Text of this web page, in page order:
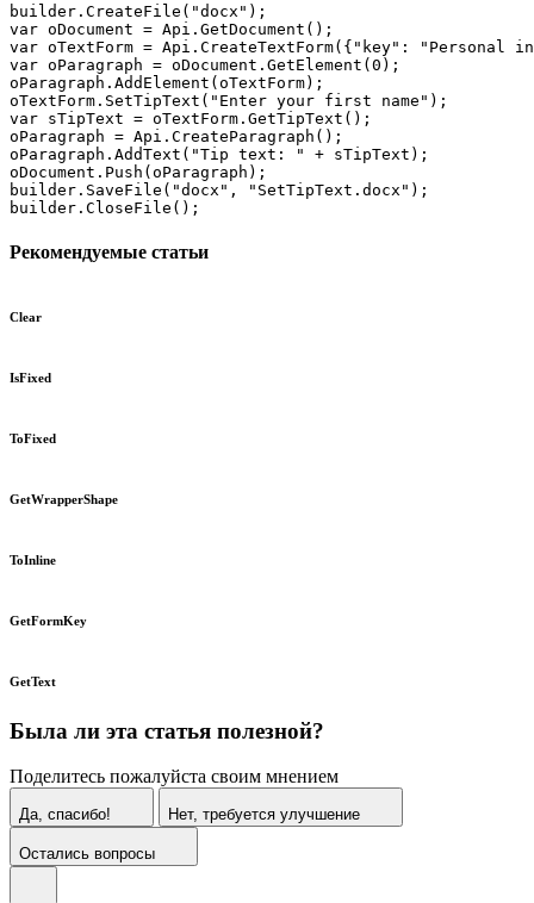
builder.CreateFile("docx");
var oDocument = Api.GetDocument();
var oTextForm = Api.CreateTextForm({"key":
var oParagraph = oDocument.GetElement(0);
oParagraph.AddElement(oTextForm);
oTextForm.SetTipText("Enter your first name");
var sTipText = oTextForm.GetTipText();
oParagraph = Api.CreateParagraph();
oParagraph.AddText("Tip text: " + sTipText);
oDocument.Push(oParagraph);
builder.SaveFile("docx", "SetTipText.docx");
builder.CloseFile();
Рекомендуемые статьи
Clear
IsFixed
ToFixed
GetWrapperShape
ToInline
GetFormKey
GetText
Была ли эта статья полезной?
Поделитесь пожалуйста своим мнением
Да, спасибо! Нет, требуется улучшение
Остались вопросы